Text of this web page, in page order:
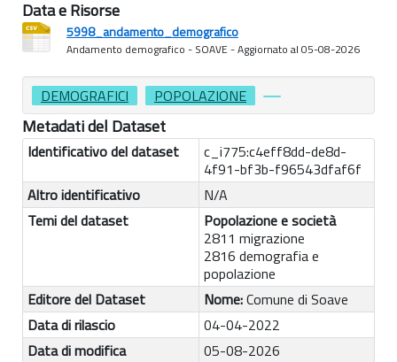
Data e Risorse
5998_andamento_demografico
Andamento demografico - SOAVE - Aggiornato al 05-08-2026
DEMOGRAFICI POPOLAZIONE
Metadati del Dataset
Identificativo del dataset
c_i775:c4eff8dd-de8d-
4f91-bf3b-f96543dfaf6f
Altro identificativo
N/A
Temi del dataset
Popolazione e società
2811 migrazione
2816 demografia e
popolazione
Editore del Dataset
Nome:Comune di Soave
Data di rilascio
04-04-2022
Data di modifica
05-08-2026